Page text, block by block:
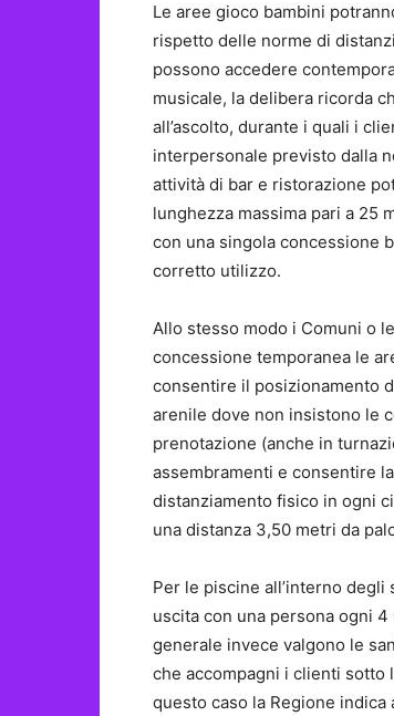
Le aree gioco bambini
rispetto delle norme di
possono accedere
musicale, la delibera ricorda
all’ascolto, durante i quali i
interpersonale previsto dalla
attività di bar e ristorazione
lunghezza massima pari a 25
con una singola concessione
corretto utilizzo.
Allo stesso modo i Comuni o
concessione temporanea le
consentire il posizionamento
arenile dove non insistono le
prenotazione (anche in
assembramenti e consentire
distanziamento fisico in ogni
una distanza 3,50 metri da
Per le piscine all’interno
uscita con una persona ogni
generale invece valgono le
che accompagni i clienti sotto
questo caso la Regione indica